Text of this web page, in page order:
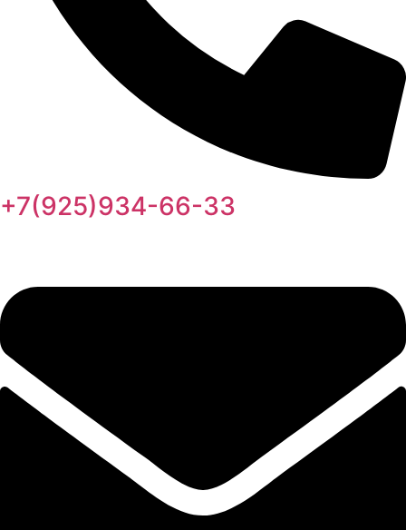
+7(925)934-66-33